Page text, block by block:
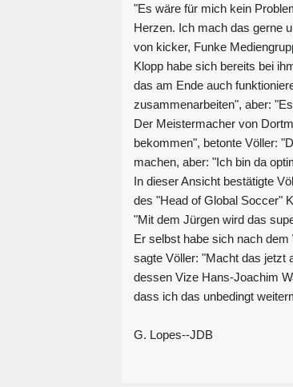
"Es wäre für mich kein
Herzen. Ich mach das gerne
von kicker, Funke
Klopp habe sich bereits bei
das am Ende auch
zusammenarbeiten", aber:
Der Meistermacher von
bekommen", betonte Völler:
machen, aber: "Ich bin da
In dieser Ansicht bestätigte
des "Head of Global Soccer"
"Mit dem Jürgen wird das
Er selbst habe sich nach
sagte Völler: "Macht das jetzt
dessen Vize Hans-Joachim
dass ich das unbedingt
G. Lopes--JDB